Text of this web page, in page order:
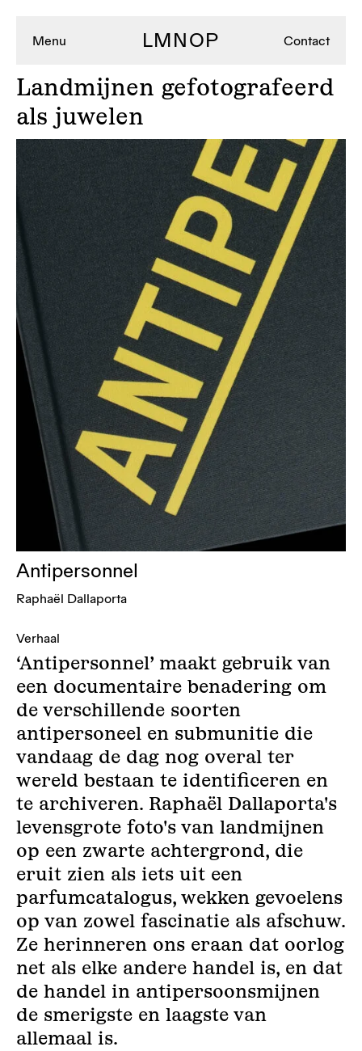
Menu LMNOP Contact
Landmijnen gefotografeerd
als juwelen
Antipersonnel
Raphaël Dallaporta
Verhaal
‘Antipersonnel’ maakt gebruik van
een documentaire benadering om
de verschillende soorten
antipersoneel en submunitie die
vandaag de dag nog overal ter
wereld bestaan te identificeren en
te archiveren. Raphaël Dallaporta's
levensgrote foto's van landmijnen
op een zwarte achtergrond, die
eruit zien als iets uit een
parfumcatalogus, wekken gevoelens
op van zowel fascinatie als afschuw.
Ze herinneren ons eraan dat oorlog
net als elke andere handel is, en dat
de handel in antipersoonsmijnen
de smerigste en laagste van
allemaal is.